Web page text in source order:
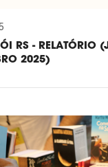
RS - RELATÓRIO
2025)